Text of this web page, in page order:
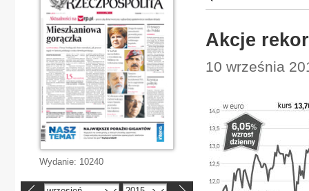
Akcje
10 września
Wydanie: 10240